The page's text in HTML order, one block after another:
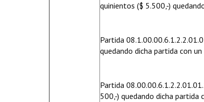
quinientos ($ 5.500,-)
Partida
quedando dicha partida con
Partida
500,-) quedando dicha